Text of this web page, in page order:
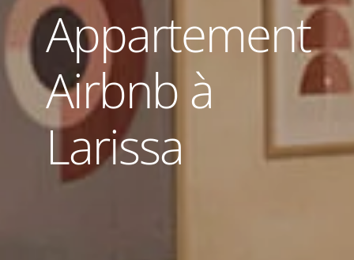
Appartement
Airbnb à
Larissa